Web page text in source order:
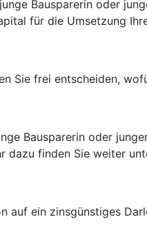
Bausparerin oder
für die Umsetzung
Sie frei entscheiden,
Bausparerin oder
dazu finden Sie weiter
ein zinsgünstiges